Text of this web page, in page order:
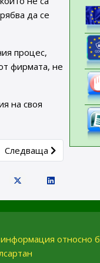
да се
процес,
фирмата, не
на своя
Next article: ИАЛ
Следваща
относно